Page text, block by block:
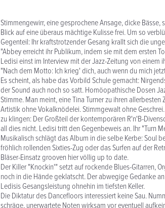
Stimmengewirr, eine gesprochene Ansage, dicke
Blick auf eine überaus mächtige Kulisse frei. Um so
Gegenteil: Ihr kraftstrotzender Gesang krallt sich die
"Abbey erreicht ihr Publikum, indem sie mit dem ersten
Ledisi einst im Interview mit der Jazz-Zeitung von
"Nach dem Motto: Ich krieg' dich, auch wenn du mich
Es scheint, als habe das Vorbild Schule gemacht:
der Sound auch noch so satt. Homöopathische Dosen
Stimme. Man meint, eine Tina Turner zu ihren
Artistik ohne Vokalknödelei. Stimmgewalt ohne
zu klingen: Der Großteil der kontemporären R'n'B-
all dies nicht. Ledisi tritt den Gegenbeweis an. Ihr "Turn
Musikalisch schlägt das Album in die selbe Kerbe: Soul
fröhlich rollenden Sixties-Zug oder das Surfen auf der
Bläser-Einsatz grooven hier völlig up to date.
Der Killer "Knockin'" setzt auf rockende Blues-Gitarren,
noch in die Hände geklatscht. Der abwegige Gedanke
Ledisis Gesangsleistung ohnehin im tiefsten Keller.
Die Diktatur des Dancefloors interessiert keine Sau.
schräge, unerwartete Noten wirksam vor eventuell